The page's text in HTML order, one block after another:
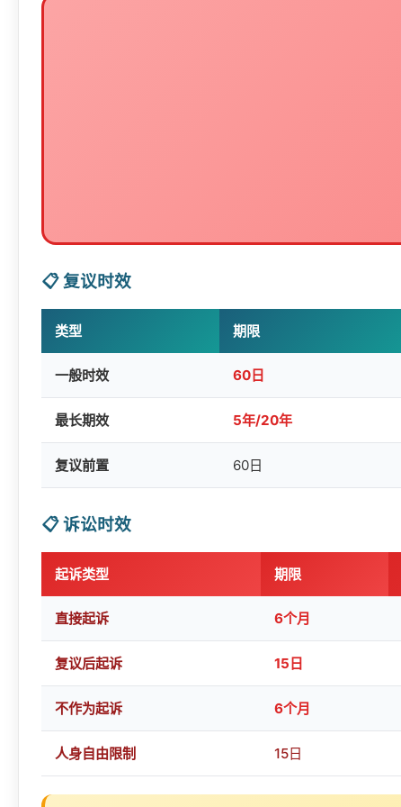
📋 复议时效
类型 期限
一般时效 60日
最长期效 5年/20年
复议前置 60日
📋 诉讼时效
起诉类型 期限
直接起诉 6个月
复议后起诉 15日
不作为起诉 6个月
人身自由限制 15日